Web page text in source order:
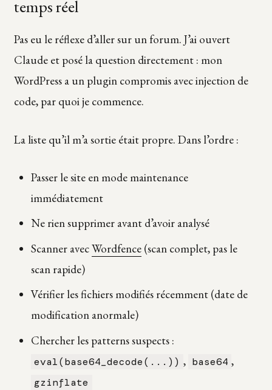
temps réel
Pas eu le réflexe d’aller sur un forum. J’ai ouvert
Claude et posé la question directement : mon
WordPress a un plugin compromis avec injection de
code, par quoi je commence.
La liste qu’il m’a sortie était propre. Dans l’ordre :
Passer le site en mode maintenance
immédiatement
Ne rien supprimer avant d’avoir analysé
Scanner avecWordfence(scan complet, pas le
scan rapide)
Vérifier les fichiers modifiés récemment (date de
modification anormale)
Chercher les patterns suspects :
eval(base64_decode(...)) , base64 ,
gzinflate